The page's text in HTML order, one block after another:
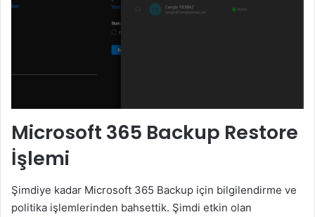
Microsoft 365 Backup Restore
İşlemi
Şimdiye kadar Microsoft 365 Backup için bilgilendirme ve
politika işlemlerinden bahsettik. Şimdi etkin olan